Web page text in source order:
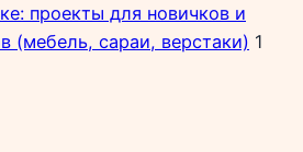
проекты для новичков и
(мебель, сараи, верстаки) 1